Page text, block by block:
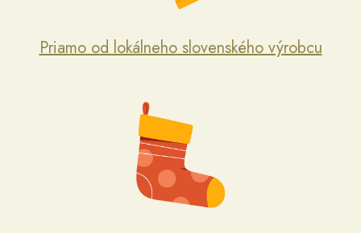
Priamo od lokálneho slovenského výrobcu